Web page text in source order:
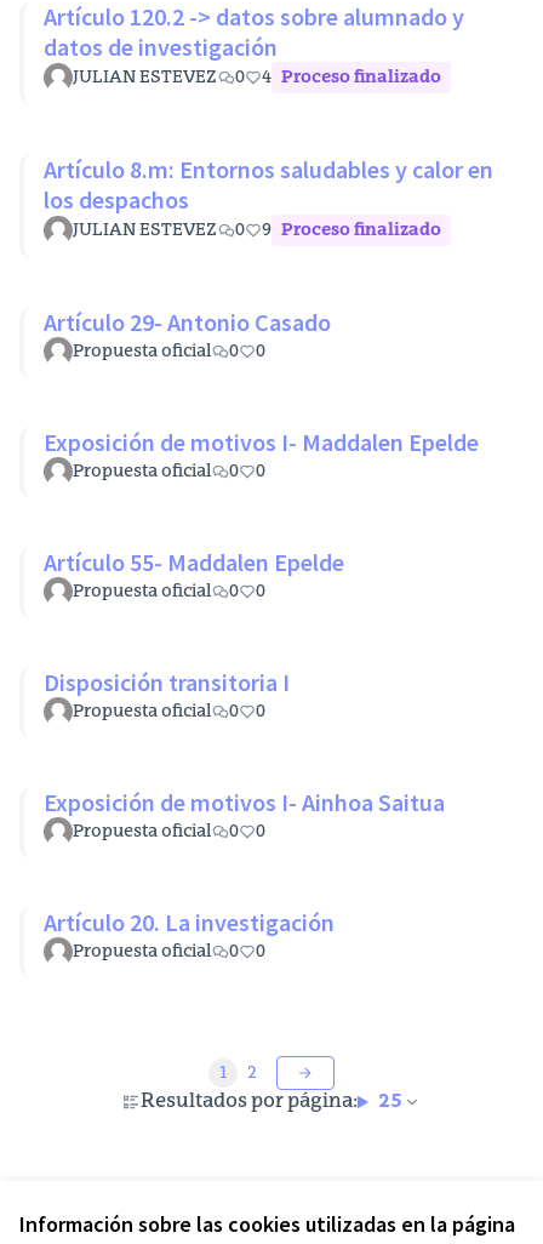
Información sobre las cookies utilizadas en la página
Artículo 120.2 -> datos sobre alumnado y
datos de investigación
JULIAN ESTEVEZ 0 4 Proceso finalizado
Artículo 8.m: Entornos saludables y calor en
los despachos
JULIAN ESTEVEZ 0 9 Proceso finalizado
Artículo 29- Antonio Casado
Propuesta oficial 0 0
Exposición de motivos I- Maddalen Epelde
Propuesta oficial 0 0
Artículo 55- Maddalen Epelde
Propuesta oficial 0 0
Disposición transitoria I
Propuesta oficial 0 0
Exposición de motivos I- Ainhoa Saitua
Propuesta oficial 0 0
Artículo 20. La investigación
Propuesta oficial 0 0
Resultados por página: 25
1 2